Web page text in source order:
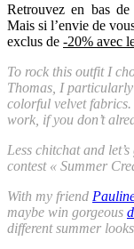
Retrouvez en bas
Mais si l’envie de
exclus de -20% avec
To rock this outfit I
Thomas, I
colorful velvet
work, if you don’t
Less chitchat and
contest « Summer
With my friend
maybe win gorgeous
different summer